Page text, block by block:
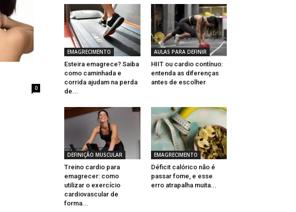
0
EMAGRECIMENTO
Esteira emagrece? Saiba
como caminhada e
corrida ajudam na perda
de...
AULAS PARA DEFINIR
HIIT ou cardio contínuo:
entenda as diferenças
antes de escolher
DEFINIÇÃO MUSCULAR
Treino cardio para
emagrecer: como
utilizar o exercício
cardiovascular de
forma...
EMAGRECIMENTO
Déficit calórico não é
passar fome, e esse
erro atrapalha muita...